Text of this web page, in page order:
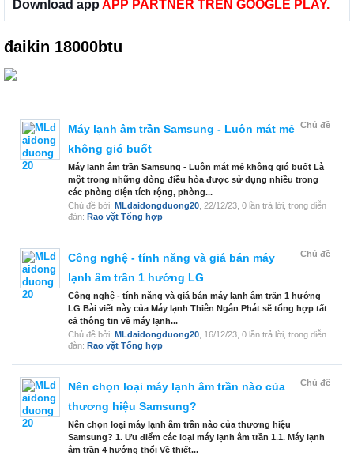
Download app APP PARTNER TRÊN GOOGLE PLAY.
đaikin 18000btu
Chủ đề
Máy lạnh âm trần Samsung - Luôn mát mẻ
không gió buốt
Máy lạnh âm trần Samsung - Luôn mát mẻ không gió buốt Là
một trong những dòng điều hòa được sử dụng nhiều trong
các phòng diện tích rộng, phòng...
Chủ đề bởi: MLdaidongduong20 22/12/23 , 0 lần trả lời, trong diễn
đàn: Rao vặt Tổng hợp
Chủ đề
Công nghệ - tính năng và giá bán máy
lạnh âm trần 1 hướng LG
Công nghệ - tính năng và giá bán máy lạnh âm trần 1 hướng
LG Bài viết này của Máy lạnh Thiên Ngân Phát sẽ tổng hợp tất
cả thông tin về máy lạnh...
Chủ đề bởi: MLdaidongduong20 16/12/23 , 0 lần trả lời, trong diễn
đàn: Rao vặt Tổng hợp
Chủ đề
Nên chọn loại máy lạnh âm trần nào của
thương hiệu Samsung?
Nên chọn loại máy lạnh âm trần nào của thương hiệu
Samsung? 1. Ưu điểm các loại máy lạnh âm trần 1.1. Máy lạnh
âm trần 4 hướng thổi Về thiết...